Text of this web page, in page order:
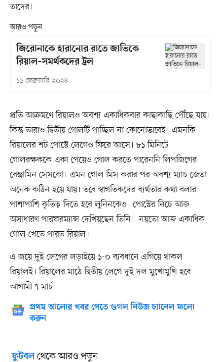
তাদের।
আরও পড়ুন
জিরোনাকে হারানোর রাতে জাভিকে
রিয়াল–সমর্থকদের ট্রল
১১ ফেব্রুয়ারি ২০২৪
প্রতি আক্রমণে রিয়ালও অবশ্য একাধিকবার কাছাকাছি পৌঁছে যায়।
কিন্তু তারাও দ্বিতীয় গোলটি পাচ্ছিল না কোনোভাবেই। এমনকি
রিয়ালের শট পোস্টে লেগেও ফিরে আসে। ৮১ মিনিটে
গোলরক্ষককে একা পেয়েও গোল করতে পারেননি লিপজিগের
বেঞ্জামিন সেসকো। এমন গোল মিস করার পর অবশ্য ম্যাচ জেতা
অনেক কঠিন হয়ে যায়। তবে স্বাগতিকদের ব্যর্থতার কথা বলার
পাশাপাশি কৃতিত্ব দিতে হবে লুনিনকেও। পোস্টের নিচে আজ
অসাধারণ পারফরম্যান্স দেখিয়ছেন তিনি। নয়তো আজ একাধিক
গোল খেতে পারত রিয়াল।
এ জয়ে দুই লেগের লড়াইয়ে ১-০ ব্যবধানে এগিয়ে থাকল
‍রিয়ালই। রিয়ালের মাঠে দ্বিতীয় লেগে দুই দল মুখোমুখি হবে
আগামী ৭ মার্চ।
প্রথম আলোর খবর পেতে গুগল নিউজ চ্যানেল ফলো
করুন
ফুটবলথেকে আরও পড়ুন